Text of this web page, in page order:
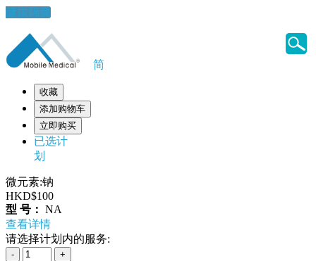
健康錦囊
简
收藏
添加购物车
立即购买
已选计
划
微元素:钠
HKD$100
型 号： NA
查看详情
请选择计划内的服务: